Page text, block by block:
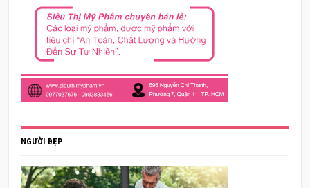
NGƯỜI ĐẸP